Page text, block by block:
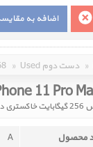
اضافه به
» Used دست دوم »
11 Pro
محصول
A